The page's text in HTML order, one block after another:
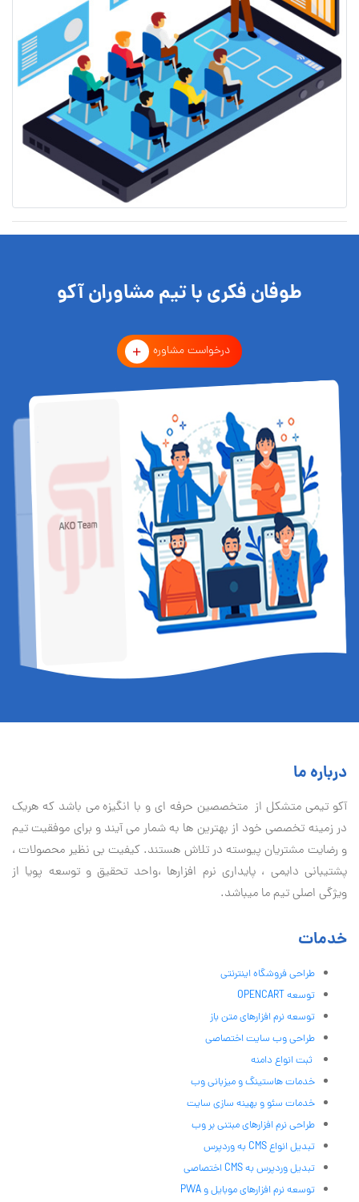
طوفان فکری با تیم مشاوران آکو
درخواست مشاوره
درباره ما
آكو تيمی متشکل از متخصصین حرفه ای و با انگیزه می باشد که هریک
در زمینه تخصصی خود از بهترین ها به شمار می آیند و برای موفقیت تيم
و رضایت مشتریان پیوسته در تلاش هستند. کیفیت بی نظير محصولات ،
پشتیبانی دايمی ، پایداری نرم افزارها ،واحد تحقیق و توسعه پویا از
ویژگی اصلی تیم ما میباشد.
خدمات
طراحی فروشگاه اینترنتی
توسعه OPENCART
توسعه نرم افزارهای متن باز
طراحی وب سایت اختصاصی
ثبت انواع دامنه
خدمات هاستینگ و میزبانی وب
خدمات سئو و بهینه سازی سایت
طراحی نرم افزارهای مبتنی بر وب
تبدیل انواع CMS به وردپرس
تبدیل وردپرس به CMS اختصاصی
توسعه نرم افزارهای موبایل و PWA